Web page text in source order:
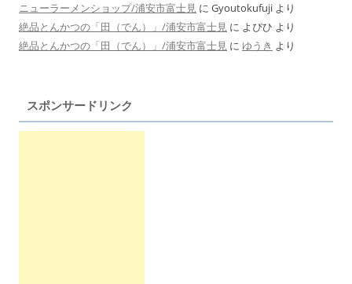
ニューラーメンショップ/浦安市富士見 に Gyoutokufuji より
絶品とんかつの「田（でん）」/浦安市富士見 に よぴひ より
絶品とんかつの「田（でん）」/浦安市富士見 に ゆうき より
スポンサードリンク